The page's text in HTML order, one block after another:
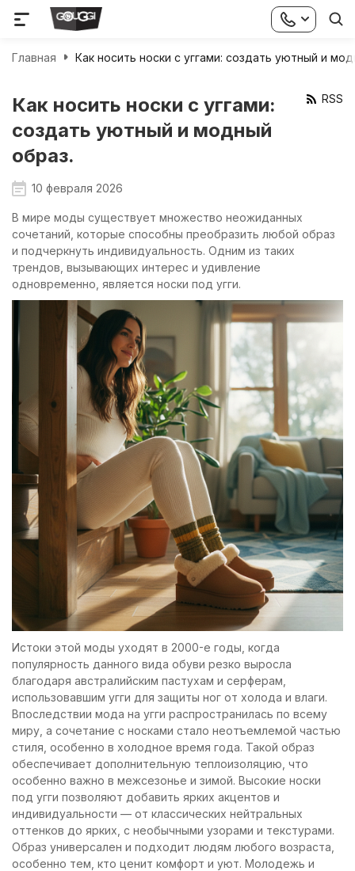
Главная Как носить носки с уггами: создать уютный и
Как носить носки с уггами:
создать уютный и модный
образ.
RSS
10 февраля 2026
В мире моды существует множество неожиданных
сочетаний, которые способны преобразить любой образ
и подчеркнуть индивидуальность. Одним из таких
трендов, вызывающих интерес и удивление
одновременно, является носки под угги.
Истоки этой моды уходят в 2000-е годы, когда
популярность данного вида обуви резко выросла
благодаря австралийским пастухам и серферам,
использовавшим угги для защиты ног от холода и влаги.
Впоследствии мода на угги распространилась по всему
миру, а сочетание с носками стало неотъемлемой частью
стиля, особенно в холодное время года. Такой образ
обеспечивает дополнительную теплоизоляцию, что
особенно важно в межсезонье и зимой. Высокие носки
под угги позволяют добавить ярких акцентов и
индивидуальности — от классических нейтральных
оттенков до ярких, с необычными узорами и текстурами.
Образ универсален и подходит людям любого возраста,
особенно тем, кто ценит комфорт и уют. Молодежь и